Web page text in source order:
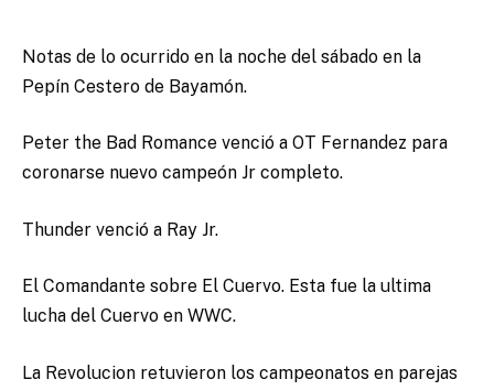
Notas de lo ocurrido en la noche del sábado en la
Pepín Cestero de Bayamón.
Peter the Bad Romance venció a OT Fernandez para
coronarse nuevo campeón Jr completo.
Thunder venció a Ray Jr.
El Comandante sobre El Cuervo. Esta fue la ultima
lucha del Cuervo en WWC.
La Revolucion retuvieron los campeonatos en parejas